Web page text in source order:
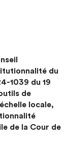
du
1039 du 19
de
locale,
de la Cour de